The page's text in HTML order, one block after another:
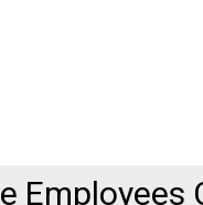
Employees